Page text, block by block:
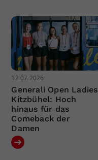
12.07.2026
Generali Open Ladies
Kitzbühel: Hoch
hinaus für das
Comeback der
Damen